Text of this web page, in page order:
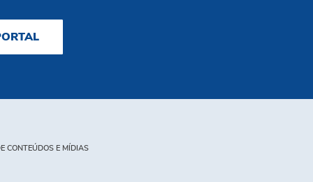
CONTEÚDOS E MÍDIAS